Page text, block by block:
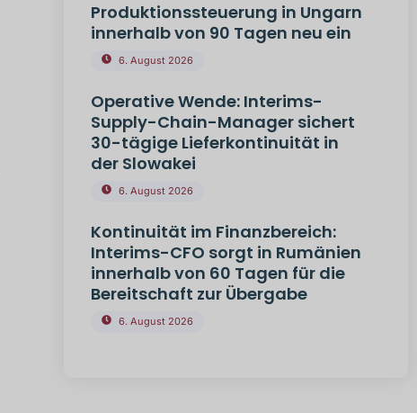
Produktionssteuerung in Ungarn
innerhalb von 90 Tagen neu ein
6. August 2026
Operative Wende: Interims-
Supply-Chain-Manager sichert
30-tägige Lieferkontinuität in
der Slowakei
6. August 2026
Kontinuität im Finanzbereich:
Interims-CFO sorgt in Rumänien
innerhalb von 60 Tagen für die
Bereitschaft zur Übergabe
6. August 2026